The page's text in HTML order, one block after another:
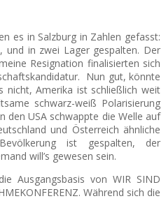
es in Salzburg in Zahlen gefasst:
und in zwei Lager gespalten. Der
Resignation finalisierten sich
Nun gut, könnte
nicht, Amerika ist schließlich weit
schwarz-weiß Polarisierung
den USA schwappte die Welle auf
und Österreich ähnliche
ist gespalten, der
will’s gewesen sein.
Ausgangsbasis von WIR SIND
Während sich die